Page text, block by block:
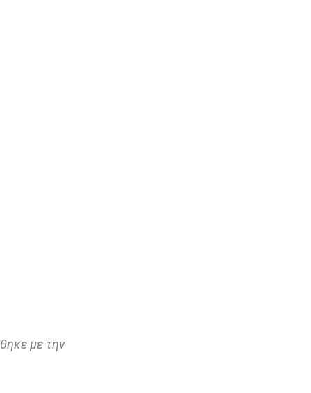
με την